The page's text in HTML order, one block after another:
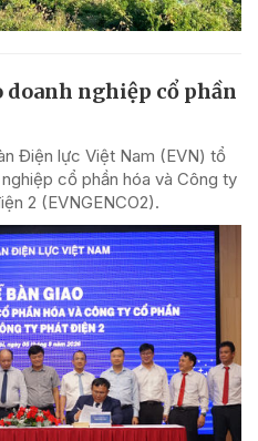
doanh nghiệp cổ phần
Điện lực Việt Nam (EVN) tổ
cổ phần hóa và Công ty
2 (EVNGENCO2).